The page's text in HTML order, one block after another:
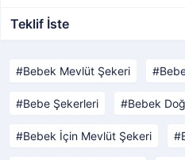
Teklif İste
Bebek Mevlüt Şekeri
Bebe Şekerleri Bebek
Bebek İçin Mevlüt Şekeri